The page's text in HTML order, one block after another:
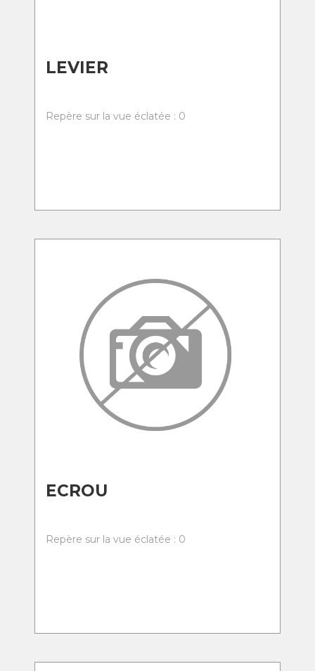
LEVIER
Repère sur la vue éclatée : 0
ECROU
Repère sur la vue éclatée : 0